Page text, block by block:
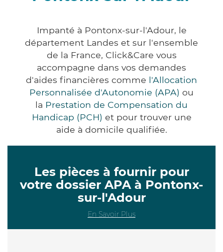
Impanté à Pontonx-sur-l'Adour, le
département Landes et sur l'ensemble
de la France, Click&Care vous
accompagne dans vos demandes
d'aides financières comme l'Allocation
Personnalisée d'Autonomie (APA) ou
la Prestation de Compensation du
Handicap (PCH) et pour trouver une
aide à domicile qualifiée.
Les pièces à fournir pour
votre dossier APA à Pontonx-
sur-l'Adour
En Savoir Plus